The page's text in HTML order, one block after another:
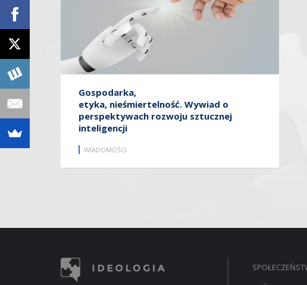
Gospodarka,
etyka, nieśmiertelność. Wywiad o
perspektywach rozwoju sztucznej
inteligencji
WIADOMOŚCI